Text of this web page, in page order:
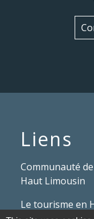
Liens
Communauté
Haut Limousin
Le tourisme en